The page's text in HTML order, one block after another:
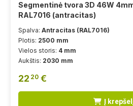
Segmentinė tvora 3D 46W
RAL7016 (antracitas)
Spalva: Antracitas (RAL7016)
Plotis: 2500 mm
Vielos storis: 4 mm
Aukštis: 2030 mm
22 20 €
Į